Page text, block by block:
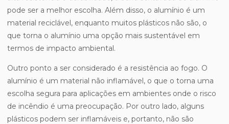
pode ser a melhor escolha. Além disso, o alumínio é um
material reciclável, enquanto muitos plásticos não são, o
que torna o alumínio uma opção mais sustentável em
termos de impacto ambiental.
Outro ponto a ser considerado é a resistência ao fogo. O
alumínio é um material não inflamável, o que o torna uma
escolha segura para aplicações em ambientes onde o risco
de incêndio é uma preocupação. Por outro lado, alguns
plásticos podem ser inflamáveis e, portanto, não são